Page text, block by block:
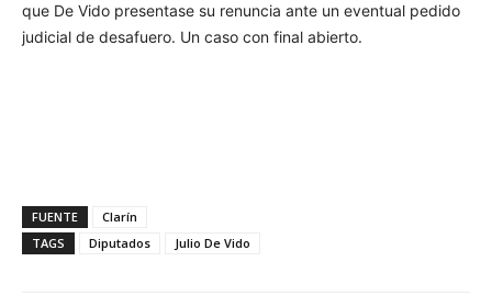
que De Vido presentase su renuncia ante un eventual pedido
judicial de desafuero. Un caso con final abierto.
FUENTE
Clarín
TAGS
Diputados Julio De Vido